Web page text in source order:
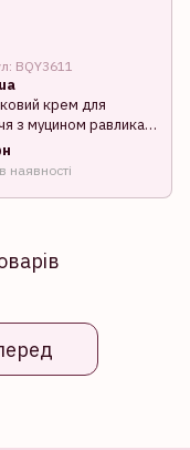
BQY3611
крем для
з муцином равлика
Snail BQY3611
наявності